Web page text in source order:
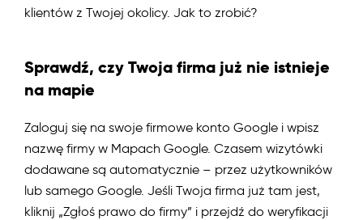
klientów z Twojej okolicy. Jak to zrobić?
Sprawdź, czy Twoja firma już nie istnieje
na mapie
Zaloguj się na swoje firmowe konto Google i wpisz
nazwę firmy w Mapach Google. Czasem wizytówki
dodawane są automatycznie – przez użytkowników
lub samego Google. Jeśli Twoja firma już tam jest,
kliknij „Zgłoś prawo do firmy” i przejdź do weryfikacji